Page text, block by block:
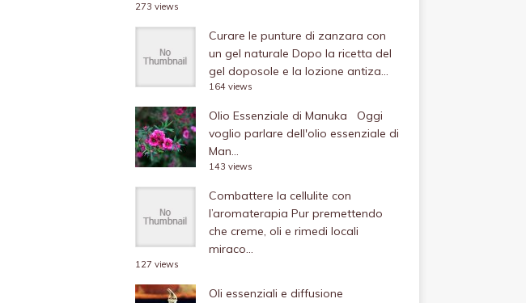
273 views
Curare le punture di zanzara con
un gel naturale Dopo la ricetta del
gel doposole e la lozione antiza...
164 views
Olio Essenziale di Manuka
Oggi
voglio parlare dell'olio essenziale di
Man...
143 views
Combattere la cellulite con
l’aromaterapia Pur premettendo
che creme, oli e rimedi locali
miraco...
127 views
Oli essenziali e diffusione